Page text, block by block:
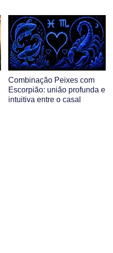
Combinação Peixes com
Escorpião: união profunda e
intuitiva entre o casal